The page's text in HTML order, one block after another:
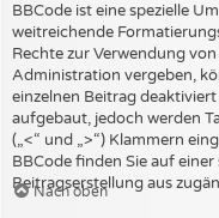
BBCode ist eine spezielle
weitreichende
Rechte zur Verwendung
Administration vergeben,
einzelnen Beitrag
aufgebaut, jedoch werden
(„<“ und „>“) Klammern
BBCode finden Sie auf
Beitragserstellung aus
Nach oben